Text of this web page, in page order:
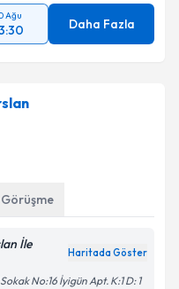
Ağu
Daha Fazla
İle
Haritada Göster
No:16 İyigün Apt. K:1 D: 1